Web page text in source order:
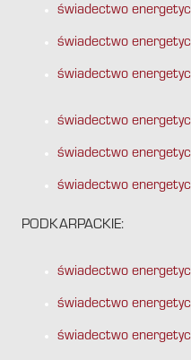
świadectwo
świadectwo
świadectwo
świadectwo
świadectwo
świadectwo
PODKARPACKIE:
świadectwo
świadectwo
świadectwo